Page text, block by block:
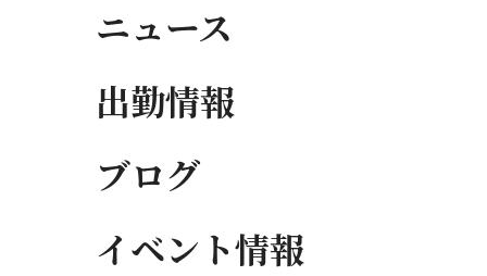
ニュース
出勤情報
ブログ
イベント情報